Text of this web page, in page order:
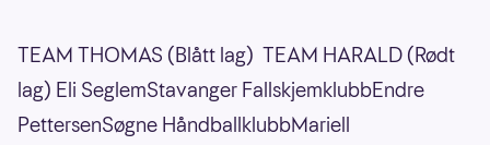
TEAM THOMAS (Blått lag) TEAM HARALD (Rødt
lag) Eli SeglemStavanger FallskjemklubbEndre
PettersenSøgne HåndballklubbMariell